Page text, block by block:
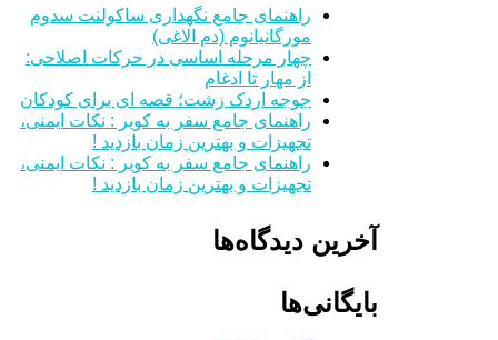
راهنمای جامع نگهداری ساکولنت سدوم
مورگانیانوم (دم الاغی)
چهار مرحله اساسی در حرکات اصلاحی:
از مهار تا ادغام
جوجه اردک زشت؛ قصه ای برای کودکان
راهنمای جامع سفر به کویر : نکات ایمنی،
تجهیزات و بهترین زمان بازدید !
راهنمای جامع سفر به کویر : نکات ایمنی،
تجهیزات و بهترین زمان بازدید !
آخرین دیدگاه‌ها
بایگانی‌ها